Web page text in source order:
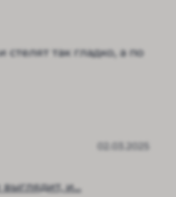
так гладко, а по
и...
02.03.2025